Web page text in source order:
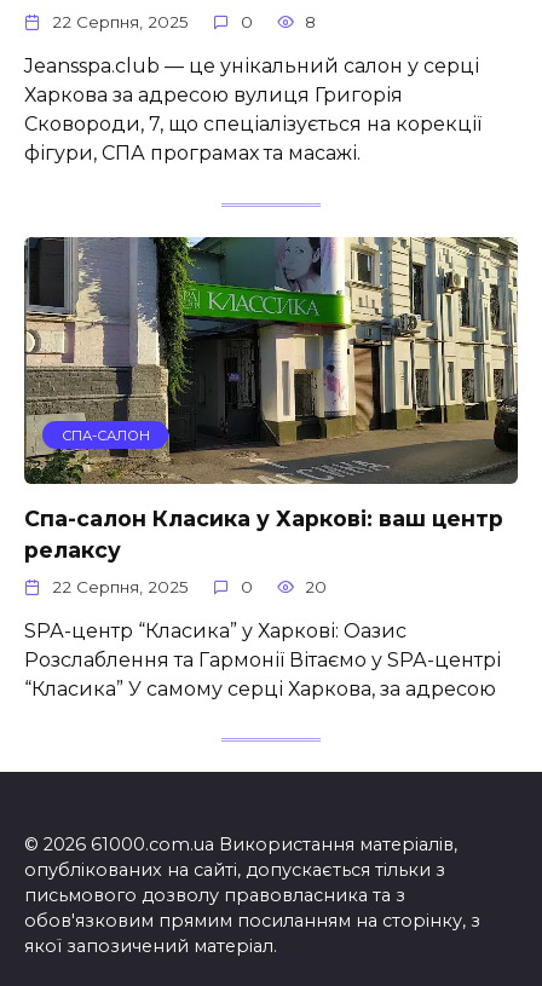
22 Серпня, 2025 0 8
Jeansspa.club — це унікальний салон у серці
Харкова за адресою вулиця Григорія
Сковороди, 7, що спеціалізується на корекції
фігури, СПА програмах та масажі.
СПА-САЛОН
Спа-салон Класика у Харкові: ваш центр
релаксу
22 Серпня, 2025 0 20
SРА-центр “Класика” у Харкові: Оазис
Розслаблення та Гармонії Вітаємо у SРА-центрі
“Класика” У самому серці Харкова, за адресою
© 2026 61000.com.ua Використання матеріалів,
опублікованих на сайті, допускається тільки з
письмового дозволу правовласника та з
обов'язковим прямим посиланням на сторінку, з
якої запозичений матеріал.